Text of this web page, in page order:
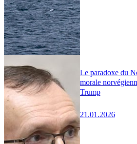
Le paradoxe du
morale
Trump
21.01.2026